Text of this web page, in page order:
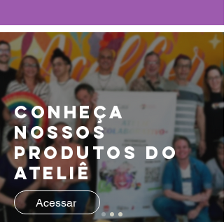
Conheça
nossos
produtos do
Ateliê
Acessar